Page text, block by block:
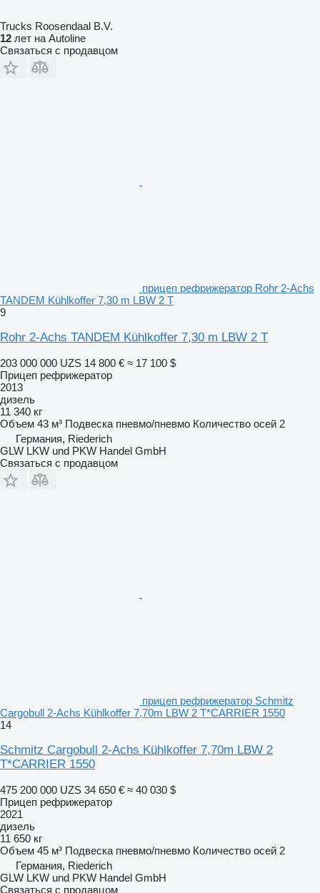
Trucks Roosendaal B.V.
12 лет на Autoline
Связаться с продавцом
прицеп рефрижератор Rohr 2-Achs
TANDEM Kühlkoffer 7,30 m LBW 2 T
9
Rohr 2-Achs TANDEM Kühlkoffer 7,30 m LBW 2 T
203 000 000 UZS 14 800 € ≈ 17 100 $
Прицеп рефрижератор
2013
дизель
11 340 кг
Объем 43 м³ Подвеска пневмо/пневмо Количество осей 2
Германия, Riederich
GLW LKW und PKW Handel GmbH
Связаться с продавцом
прицеп рефрижератор Schmitz
Cargobull 2-Achs Kühlkoffer 7,70m LBW 2 T*CARRIER 1550
14
Schmitz Cargobull 2-Achs Kühlkoffer 7,70m LBW 2
T*CARRIER 1550
475 200 000 UZS 34 650 € ≈ 40 030 $
Прицеп рефрижератор
2021
дизель
11 650 кг
Объем 45 м³ Подвеска пневмо/пневмо Количество осей 2
Германия, Riederich
GLW LKW und PKW Handel GmbH
Связаться с продавцом